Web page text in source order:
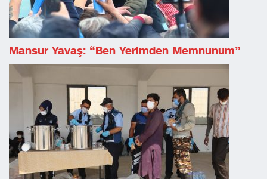
Mansur Yavaş: “Ben Yerimden Memnunum”